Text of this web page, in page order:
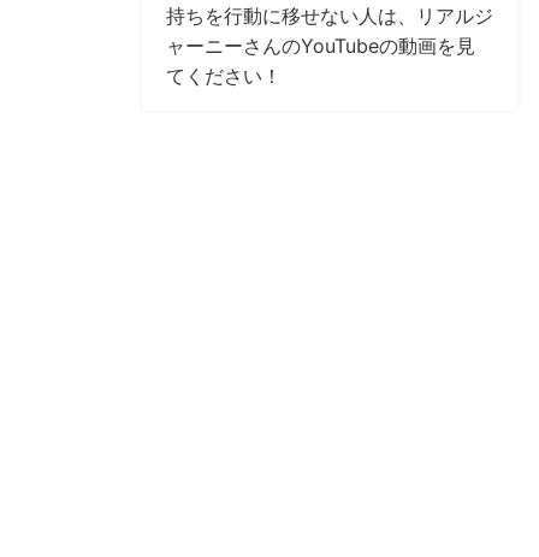
持ちを行動に移せない人は、リアルジ
ャーニーさんのYouTubeの動画を見
てください！